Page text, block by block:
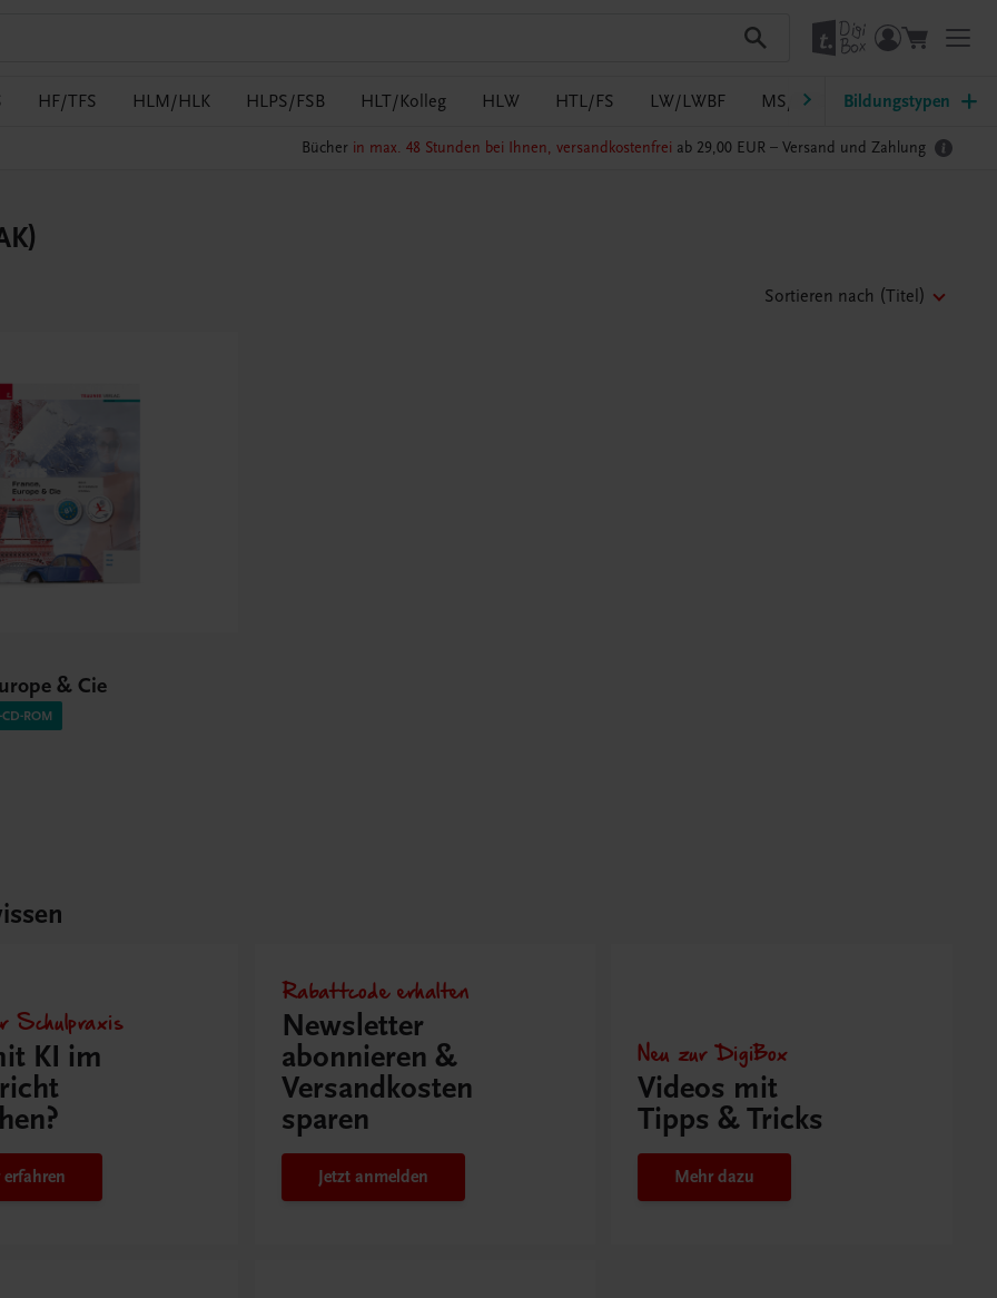
HF/TFS HLM/HLK HLPS/FSB HLT/Kolleg HLW HTL/FS LW/LWBF MS/ASO Pflege PTS
Bildungstypen
Bücher in max. 48 Stunden bei Ihnen, versandkostenfrei ab 29,00 EUR – Versand und Zahlung
Sortieren nach (Titel)
& Cie
ROM
Schulpraxis
KI im
erfahren
Rabattcode erhalten
Newsletter
abonnieren &
Versandkosten
sparen
Jetzt anmelden
Neu zur DigiBox
Videos mit
Tipps & Tricks
Mehr dazu